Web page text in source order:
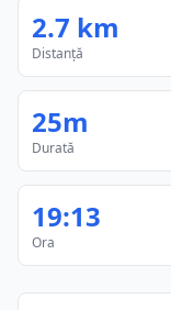
2.7 km
Distanță
25m
Durată
19:13
Ora